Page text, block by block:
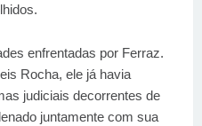
enfrentadas por Ferraz.
Rocha, ele já havia
judiciais decorrentes de
juntamente com sua